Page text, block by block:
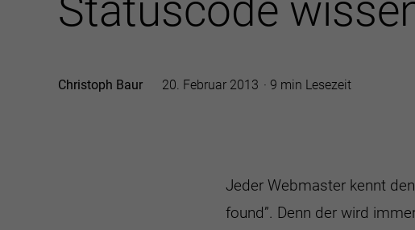
Statuscode
Christoph Baur 20. Februar 2013 9 min Lesezeit
Jeder Webmaster kennt
found”. Denn der wird